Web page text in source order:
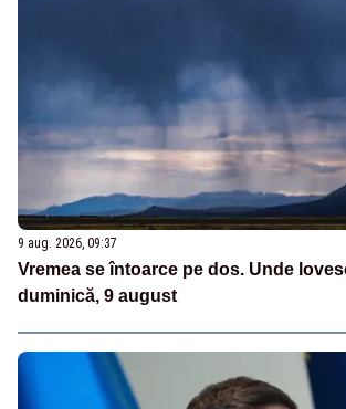
9 aug. 2026, 09:37
Vremea se întoarce pe dos. Unde
duminică, 9 august